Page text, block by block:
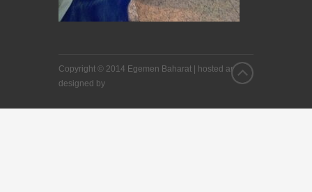
Copyright © 2014 Egemen Baharat |
hosted and
designed by